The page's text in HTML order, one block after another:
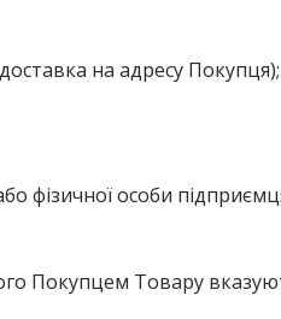
на адресу Покупця);
фізичної особи
Покупцем Товару